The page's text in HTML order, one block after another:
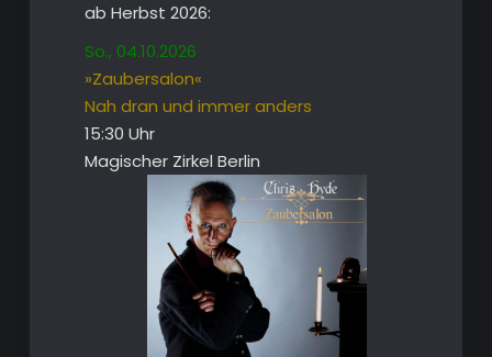
ab Herbst 2026:
So., 04.10.2026
»Zaubersalon«
Nah dran und immer anders
15:30 Uhr
Magischer Zirkel Berlin